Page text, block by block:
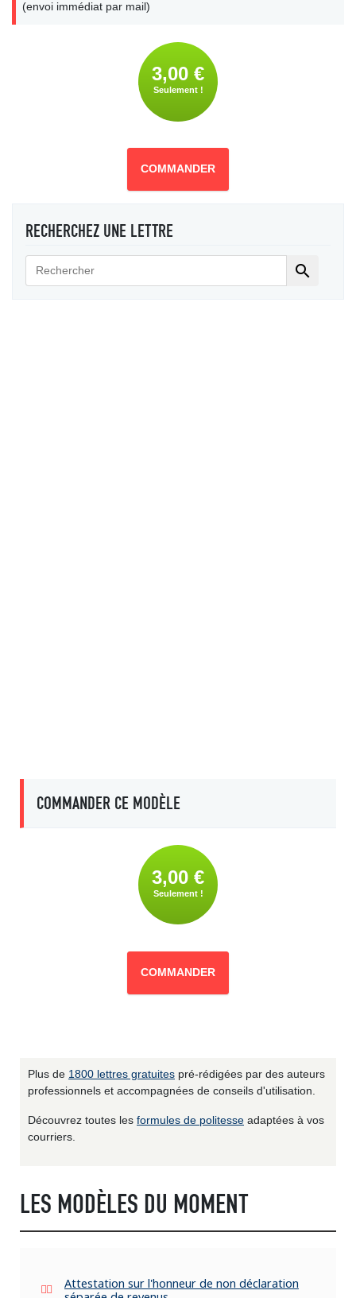
(envoi immédiat par mail)
3,00 €
Seulement !
COMMANDER
RECHERCHEZ UNE LETTRE

COMMANDER CE MODÈLE
3,00 €
Seulement !
COMMANDER
Plus de 1800 lettres gratuites pré-rédigées par des auteurs
professionnels et accompagnées de conseils d'utilisation.
Découvrez toutes les formules de politesse adaptées à vos
courriers.
LES MODÈLES DU MOMENT
Attestation sur l'honneur de non déclaration